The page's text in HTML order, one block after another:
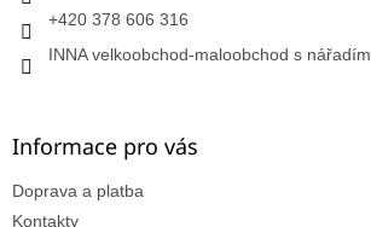
+420 378 606 316
INNA velkoobchod-maloobchod s nářadím
Informace pro vás
Doprava a platba
Kontakty